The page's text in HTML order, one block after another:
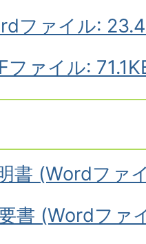
ファイル:
ファイル:
書 (Wordファ
書 (Wordファ